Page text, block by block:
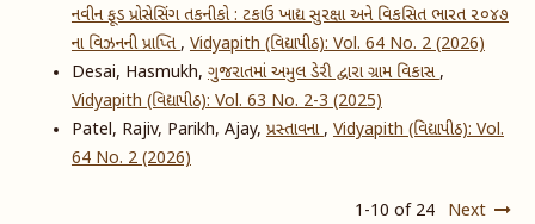
નવીન ફૂડ પ્રોસેસિંગ તકનીકો : ટકાઉ ખાદ્ય સુરક્ષા અને વિકસિત ભારત ૨૦૪૭
ના વિઝનની પ્રાપ્તિ, Vidyapith (વિદ્યાપીઠ): Vol. 64 No. 2 (2026)
Desai, Hasmukh, ગુજરાતમાં અમુલ ડેરી દ્વારા ગ્રામ વિકાસ,
Vidyapith (વિદ્યાપીઠ): Vol. 63 No. 2-3 (2025)
Patel, Rajiv, Parikh, Ajay, પ્રસ્તાવના, Vidyapith (વિદ્યાપીઠ): Vol.
64 No. 2 (2026)
1-10 of 24 Next